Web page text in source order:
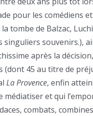
pour les comédiens
tombe de Balzac,
souvenirs.),
après la
(dont 45 au titre de
La Provence, enfin
médiatiser et qui
combats,